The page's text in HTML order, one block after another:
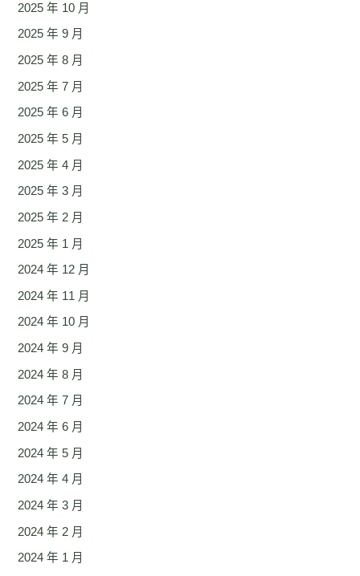
2025 年 10 月
2025 年 9 月
2025 年 8 月
2025 年 7 月
2025 年 6 月
2025 年 5 月
2025 年 4 月
2025 年 3 月
2025 年 2 月
2025 年 1 月
2024 年 12 月
2024 年 11 月
2024 年 10 月
2024 年 9 月
2024 年 8 月
2024 年 7 月
2024 年 6 月
2024 年 5 月
2024 年 4 月
2024 年 3 月
2024 年 2 月
2024 年 1 月